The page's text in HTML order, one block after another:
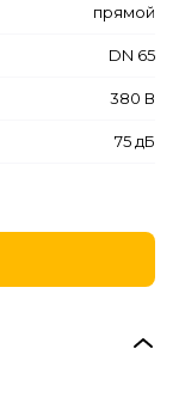
прямой
DN 65
380 В
75 дБ